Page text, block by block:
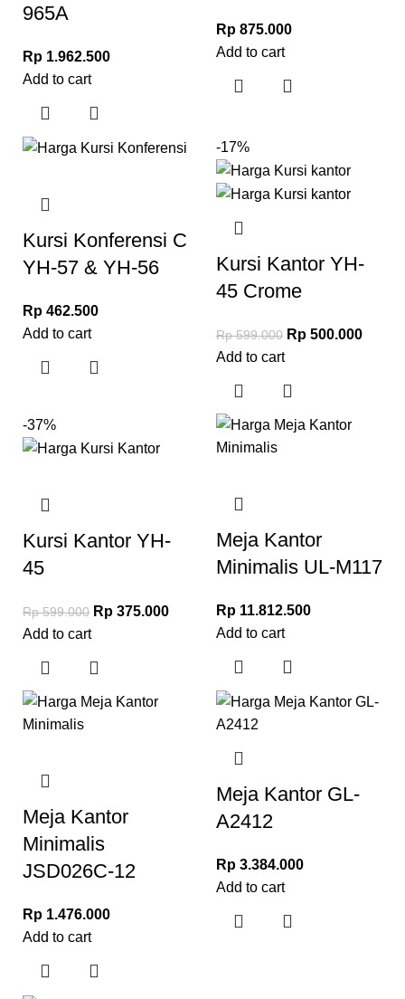
965A
Rp 1.962.500
Add to cart
Rp 875.000
Add to cart
Kursi Konferensi C
YH-57 & YH-56
Rp 462.500
Add to cart
-17%
Kursi Kantor YH-
45 Crome
Rp599.000 Rp 500.000
Add to cart
-37%
Kursi Kantor YH-
45
Rp599.000 Rp 375.000
Add to cart
Meja Kantor
Minimalis UL-M117
Rp 11.812.500
Add to cart
Meja Kantor
Minimalis
JSD026C-12
Rp 1.476.000
Add to cart
Meja Kantor GL-
A2412
Rp 3.384.000
Add to cart